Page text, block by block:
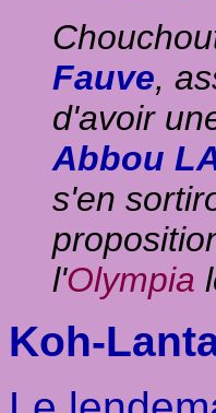
Fauve,
d'avoir
Abbou
s'en
l'Olympia
Koh-